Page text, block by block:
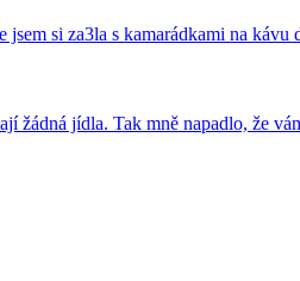
jsem si za3la s kamarádkami na
žádná jídla. Tak mně napadlo, že